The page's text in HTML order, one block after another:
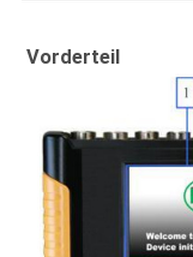
Vorderteil